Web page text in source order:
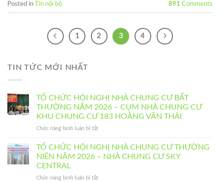
Posted in Tin nội bộ 891 Comments
1 2 3 4
TIN TỨC MỚI NHẤT
TỔ CHỨC HỘI NGHỊ NHÀ CHUNG CƯ BẤT
THƯỜNG NĂM 2026 – CỤM NHÀ CHUNG CƯ
KHU CHUNG CƯ 183 HOÀNG VĂN THÁI
Chức năng bình luận bị tắtở
CHỨC
HỘI
CHUNG
TỔ CHỨC HỘI NGHỊ NHÀ CHUNG CƯ THƯỜNG
NIÊN NĂM 2026 – NHÀ CHUNG CƯ SKY
CENTRAL
Chức năng bình luận bị tắtở